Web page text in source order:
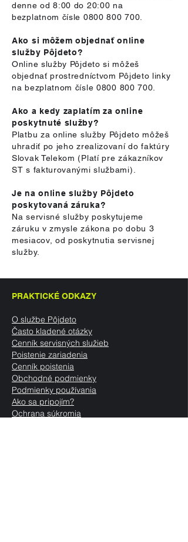
denne od 8:00 do 20:00 na
bezplatnom čísle 0800 800 700
Ako si môžem objednať online
služby Pôjdeto?
Online služby Pôjdeto si môžeš
objednať prostredníctvom Pôjdeto linky
na bezplatnom čísle 0800 800 700
Ako a kedy zaplatím za online
poskytnuté služby?
Platbu za online služby Pôjdeto môžeš
uhradiť po jeho zrealizovaní do faktúry
Slovak Telekom (Platí pre zákazníkov
ST s fakturovanými službami).
Je na online služby Pôjdeto
poskytovaná záruka?
Na servisné služby poskytujeme
záruku v zmysle zákona po dobu 3
mesiacov, od poskytnutia servisnej
služby.
PRAKTICKÉ ODKAZY
O službe Pôjdeto
Často kladené otázky
Cenník servisných služieb
Poistenie zariadenia
Cenník poistenia
Obchodné podmienky
Podmienky používania
Ako sa pripojím?
Ochrana súkromia